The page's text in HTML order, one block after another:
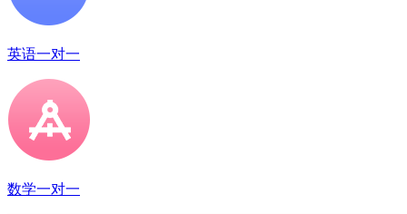
英语一对一
数学一对一